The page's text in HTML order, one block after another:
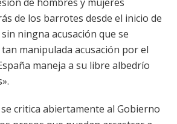
de los barrotes desde el inicio de
ningna acusación que se
manipulada acusación por el
maneja a su libre albedrío
critica abiertamente al Gobierno